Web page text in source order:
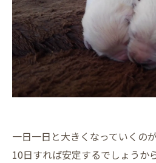
一日一日と大きくなっていくの
10日すれば安定するでしょうか